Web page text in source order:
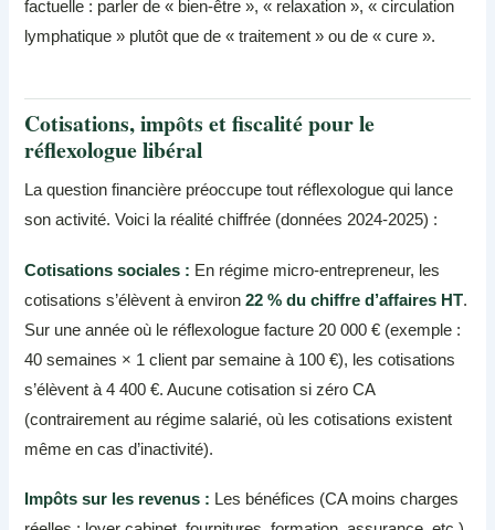
factuelle : parler de « bien-être », « relaxation », « circulation
lymphatique » plutôt que de « traitement » ou de « cure ».
Cotisations, impôts et fiscalité pour le
réflexologue libéral
La question financière préoccupe tout réflexologue qui lance
son activité. Voici la réalité chiffrée (données 2024-2025) :
Cotisations sociales : En régime micro-entrepreneur, les
cotisations s’élèvent à environ22 % du chiffre d’affaires HT.
Sur une année où le réflexologue facture 20 000 € (exemple :
40 semaines × 1 client par semaine à 100 €), les cotisations
s’élèvent à 4 400 €. Aucune cotisation si zéro CA
(contrairement au régime salarié, où les cotisations existent
même en cas d’inactivité).
Impôts sur les revenus : Les bénéfices (CA moins charges